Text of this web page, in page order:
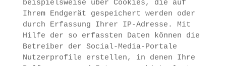
beispielsweise über Cookies, die auf
Ihrem Endgerät gespeichert werden oder
durch Erfassung Ihrer IP-Adresse. Mit
Hilfe der so erfassten Daten können die
Betreiber der Social-Media-Portale
Nutzerprofile erstellen, in denen Ihre